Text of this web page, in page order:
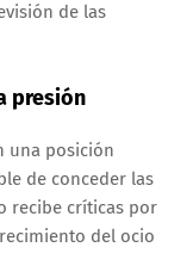
de las
presión
una posición
de conceder las
recibe críticas por
del ocio